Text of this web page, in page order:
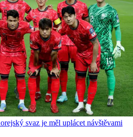
svaz je měl uplácet návštěvami